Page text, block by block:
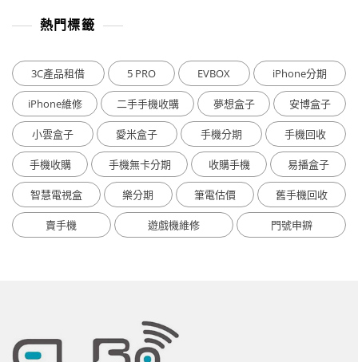
熱門標籤
3C產品租借 5 PRO EVBOX iPhone分期
iPhone維修 二手手機收購 夢想盒子 安博盒子
小雲盒子 愛米盒子 手機分期 手機回收
手機收購 手機無卡分期 收購手機 易播盒子
智慧電視盒 樂分期 筆電估價 舊手機回收
賣手機 遊戲機維修 門號申辧